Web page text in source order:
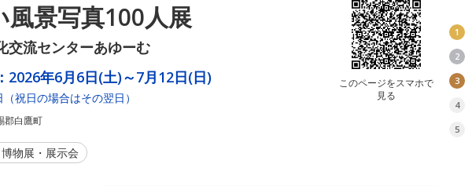
風景写真100人展
交流センターあゆーむ
このページをスマホで
見る
2026年6月6日(土)～7月12日(日)
祝日の場合はその翌日）
郡白鷹町
物展・展示会
1
2
3
4
5